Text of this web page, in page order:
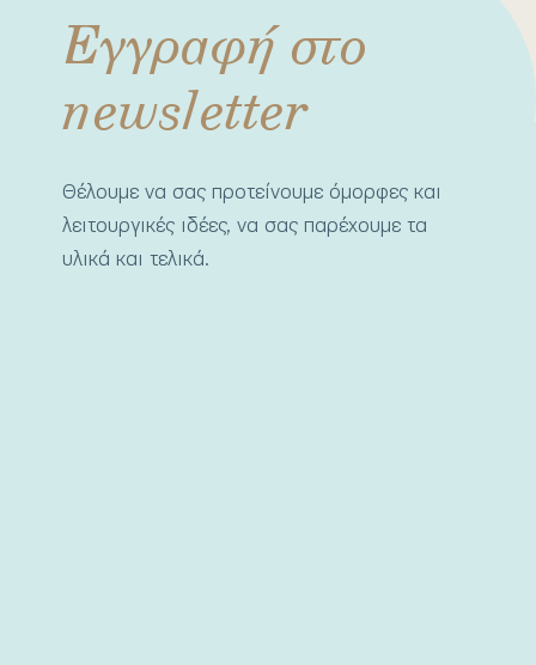
Εγγραφή στο
newsletter
Θέλουμε να σας προτείνουμε όμορφες και
λειτουργικές ιδέες, να σας παρέχουμε τα
υλικά και τελικά.